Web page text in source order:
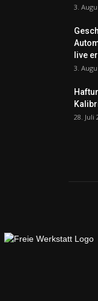
3.
live
3.
28. Juli